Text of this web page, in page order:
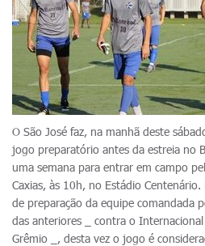
O São José faz, na manhã deste
jogo preparatório antes da estreia no
uma semana para entrar em campo
Caxias, às 10h, no Estádio
de preparação da equipe comandada
das anteriores _ contra o
Grêmio _, desta vez o jogo é